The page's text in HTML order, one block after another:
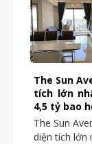
The Sun
tích lớn
4,5 tỷ bao
The Sun
diện tích lớn